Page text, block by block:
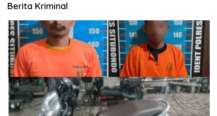
Berita Kriminal